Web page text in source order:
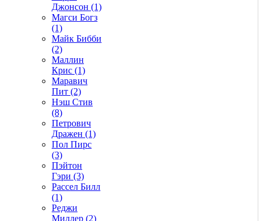
Джонсон (1)
Магси Богз
(1)
Майк Бибби
(2)
Маллин
Крис (1)
Маравич
Пит (2)
Нэш Стив
(8)
Петрович
Дражен (1)
Пол Пирс
(3)
Пэйтон
Гэри (3)
Рассел Билл
(1)
Реджи
Миллер (2)